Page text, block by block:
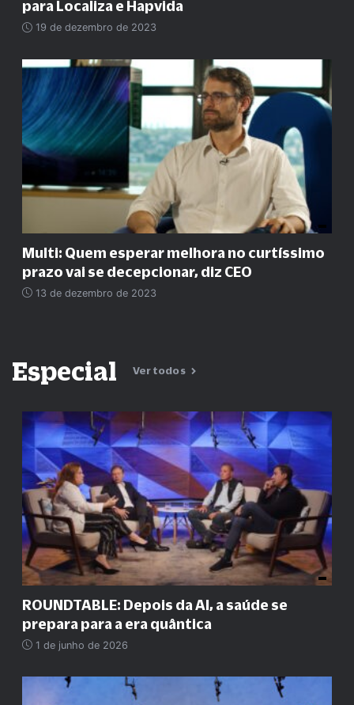
para Localiza e Hapvida
19 de dezembro de 2023
Multi: Quem esperar melhora no curtíssimo
prazo vai se decepcionar, diz CEO
13 de dezembro de 2023
Especial Ver todos
ROUNDTABLE: Depois da AI, a saúde se
prepara para a era quântica
1 de junho de 2026